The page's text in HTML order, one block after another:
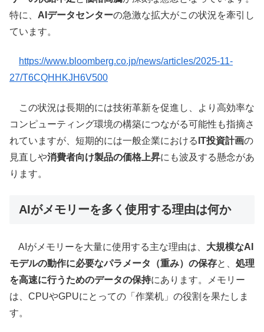
特に、 AIデータセンターの急激な拡大がこの状況を牽引し
ています。
https://www.bloomberg.co.jp/news/articles/2025-11-
27/T6CQHHKJH6V500
この状況は長期的には技術革新を促進し、より高効率な
コンピューティング環境の構築につながる可能性も指摘さ
れていますが、短期的には一般企業における IT投資計画の
見直しや消費者向け製品の価格上昇にも波及する懸念があ
ります。
AIがメモリーを多く使用する理由は何か
AIがメモリーを大量に使用する主な理由は、 大規模なAI
モデルの動作に必要なパラメータ（重み）の保存と、 処理
を高速に行うためのデータの保持にあります。メモリー
は、CPUやGPUにとっての「作業机」の役割を果たしま
す。